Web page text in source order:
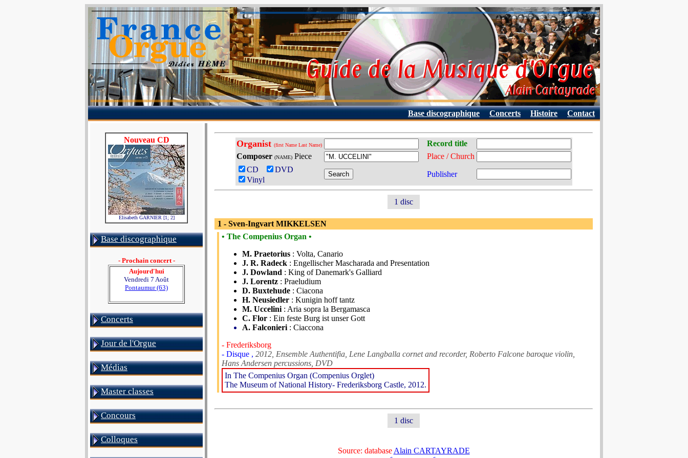
Base discographique Concerts Histoire Contact
Nouveau CD
Elisabeth GARNIER [1; 2]
Base discographique
- Prochain concert -
Aujourd'hui
Vendredi 7 Août
Pontaumur (63)
Concerts
Jour de l'Orgue
Médias
Master classes
Concours
Colloques
Organist (first Name Last Name)
Record title
Composer (NAME)Piece
Place / Church
CD
DVD
Vinyl
Publisher
1 disc
1 - Sven-Ingvart MIKKELSEN
• The Compenius Organ •
M. Praetorius : Volta, Canario
J. R. Radeck : Engellischer Mascharada and Presentation
J. Dowland : King of Danemark's Galliard
J. Lorentz : Praeludium
D. Buxtehude : Ciacona
H. Neusiedler : Kunigin hoff tantz
M. Uccelini : Aria sopra la Bergamasca
C. Flor : Ein feste Burg ist unser Gott
A. Falconieri : Ciaccona
- Frederiksborg
- Disque , 2012, Ensemble Authentifia, Lene Langballa cornet and recorder, Roberto Falcone baroque violin,
Hans Andersen percussions, DVD
In The Compenius Organ (Compenius Orglet)
The Museum of National History- Frederiksborg Castle, 2012.
1 disc
Source: database Alain CARTAYRADE